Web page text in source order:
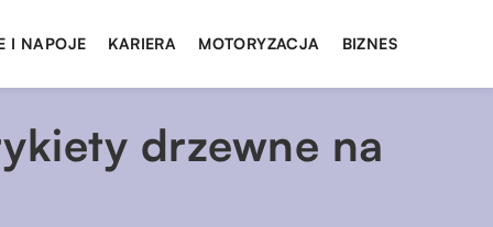
I NAPOJE KARIERA MOTORYZACJA BIZNES
drzewne na